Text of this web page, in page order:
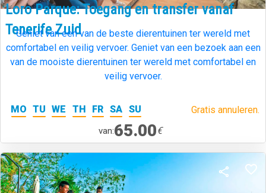
Loro Parque: Toegang en transfer vanaf
Tenerife Zuid
Geniet van een van de beste dierentuinen ter wereld met
comfortabel en veilig vervoer. Geniet van een bezoek aan een
van de mooiste dierentuinen ter wereld met comfortabel en
veilig vervoer.
MO TU WE TH FR SA SU Gratis annuleren.
van:65.00€